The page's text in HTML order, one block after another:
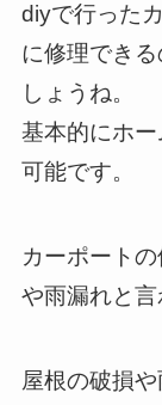
diyで行った
に修理でき
しょうね。
基本的にホ
可能です。
カーポート
や雨漏れと言
屋根の破損